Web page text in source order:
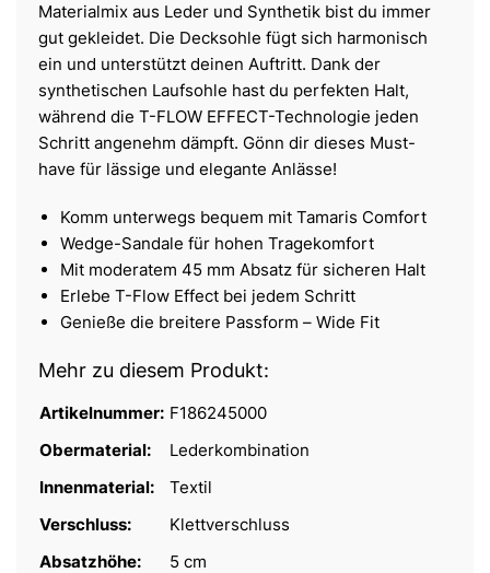
Materialmix aus Leder und Synthetik bist du immer
gut gekleidet. Die Decksohle fügt sich harmonisch
ein und unterstützt deinen Auftritt. Dank der
synthetischen Laufsohle hast du perfekten Halt,
während die T-FLOW EFFECT-Technologie jeden
Schritt angenehm dämpft. Gönn dir dieses Must-
have für lässige und elegante Anlässe!
Komm unterwegs bequem mit Tamaris Comfort
Wedge-Sandale für hohen Tragekomfort
Mit moderatem 45 mm Absatz für sicheren Halt
Erlebe T-Flow Effect bei jedem Schritt
Genieße die breitere Passform – Wide Fit
Mehr zu diesem Produkt:
Artikelnummer: F186245000
Obermaterial:
Lederkombination
Innenmaterial:
Textil
Verschluss:
Klettverschluss
Absatzhöhe:
5 cm